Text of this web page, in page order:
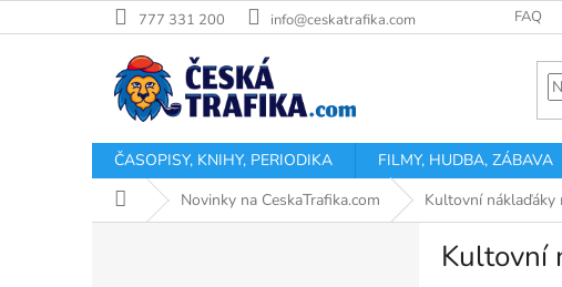
na
777 331 200 info@ceskatrafika.com FAQ
ČASOPISY, KNIHY, PERIODIKA FILMY, HUDBA, ZÁBAVA
Domů Novinky na CeskaTrafika.com Kultovní náklaďáky
Kultovní